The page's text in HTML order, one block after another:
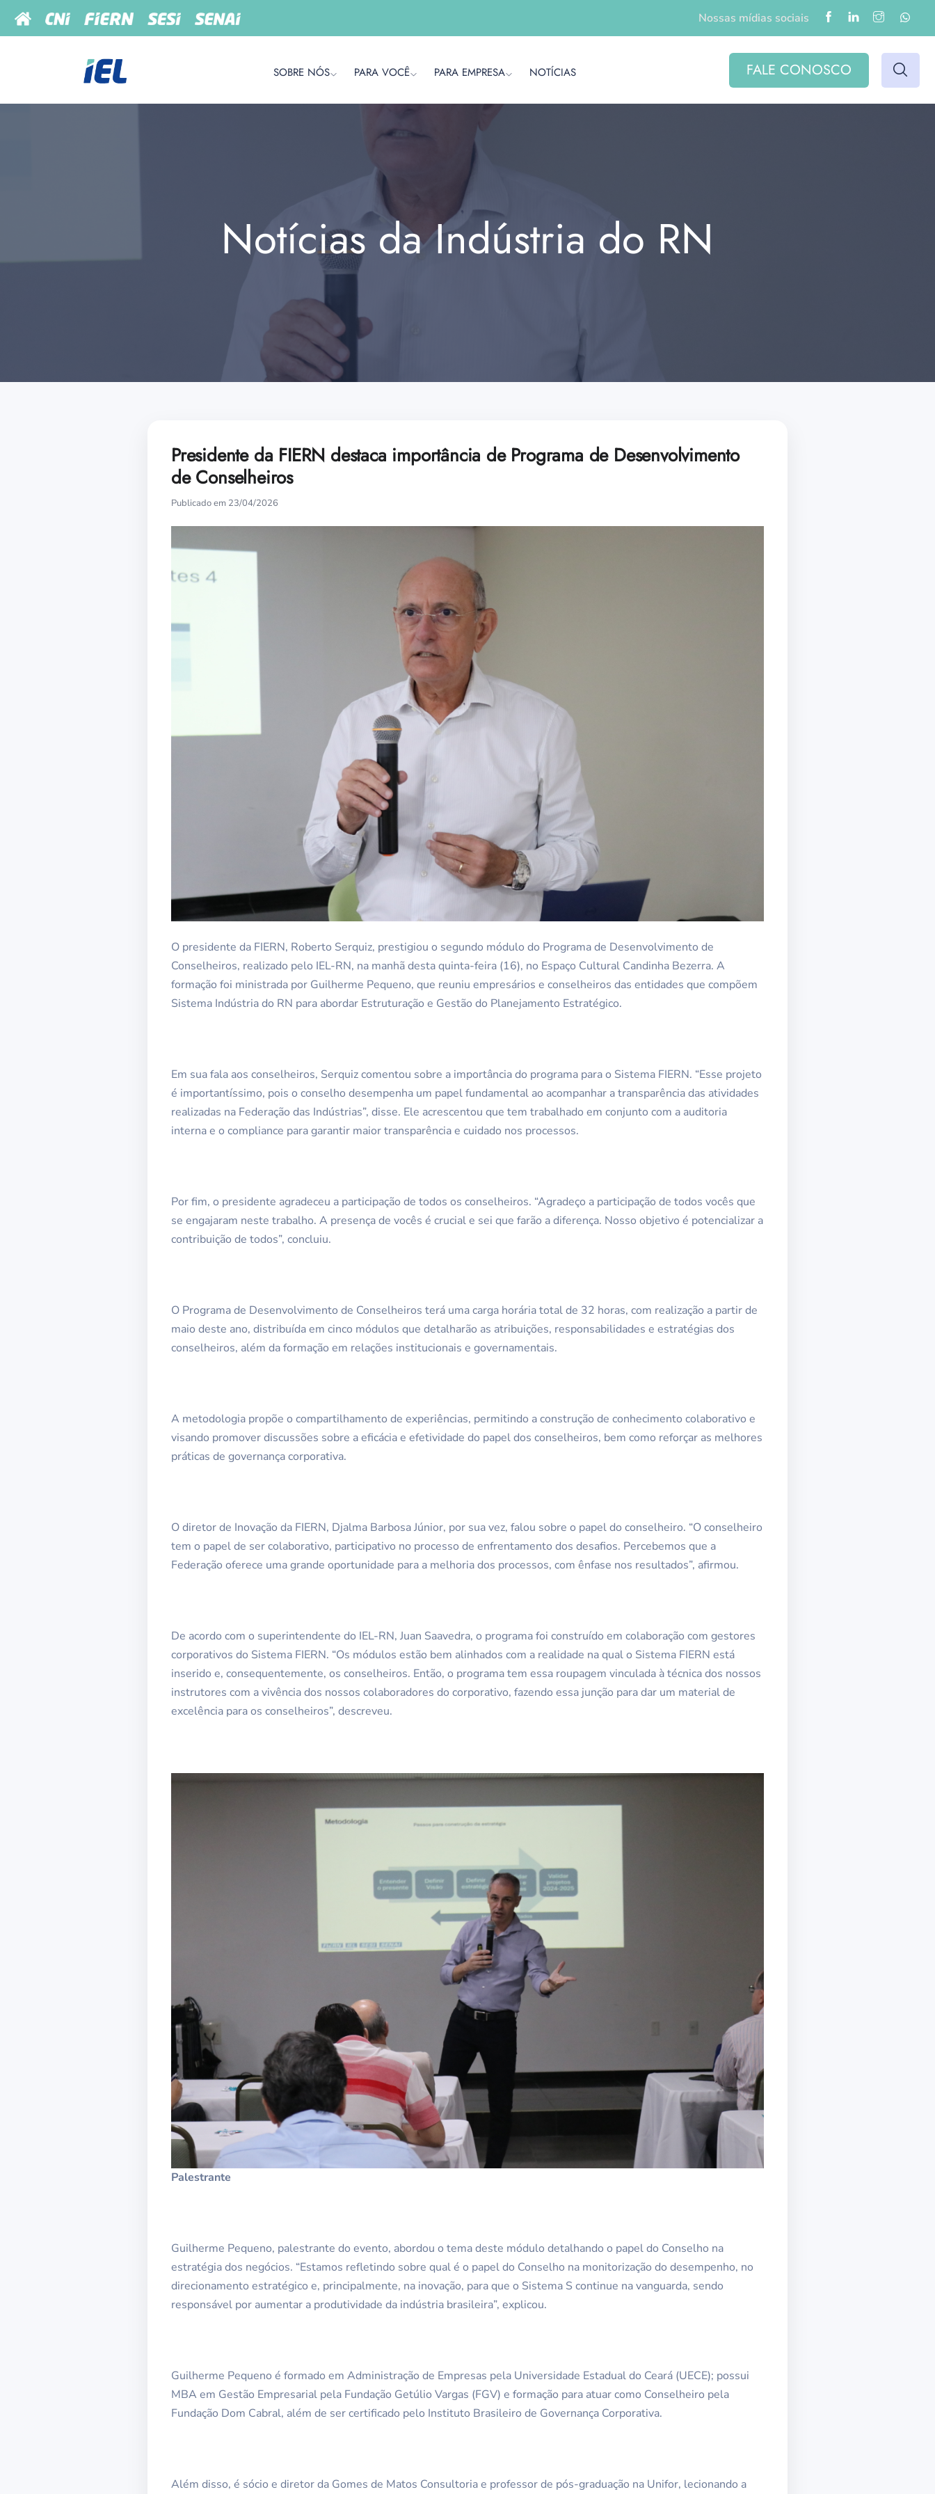
Nossas mídias sociais
SOBRE NÓS PARA VOCÊ PARA EMPRESA NOTÍCIAS FALE CONOSCO
Notícias da Indústria do RN
Presidente da FIERN destaca importância de Programa de Desenvolvimento
de Conselheiros
Publicado em 23/04/2026
O presidente da FIERN, Roberto Serquiz, prestigiou o segundo módulo do Programa de Desenvolvimento de
Conselheiros, realizado pelo IEL-RN, na manhã desta quinta-feira (16), no Espaço Cultural Candinha Bezerra. A
formação foi ministrada por Guilherme Pequeno, que reuniu empresários e conselheiros das entidades que compõem
Sistema Indústria do RN para abordar Estruturação e Gestão do Planejamento Estratégico.
Em sua fala aos conselheiros, Serquiz comentou sobre a importância do programa para o Sistema FIERN. “Esse projeto
é importantíssimo, pois o conselho desempenha um papel fundamental ao acompanhar a transparência das atividades
realizadas na Federação das Indústrias”, disse. Ele acrescentou que tem trabalhado em conjunto com a auditoria
interna e o compliance para garantir maior transparência e cuidado nos processos.
Por fim, o presidente agradeceu a participação de todos os conselheiros. “Agradeço a participação de todos vocês que
se engajaram neste trabalho. A presença de vocês é crucial e sei que farão a diferença. Nosso objetivo é potencializar a
contribuição de todos”, concluiu.
O Programa de Desenvolvimento de Conselheiros terá uma carga horária total de 32 horas, com realização a partir de
maio deste ano, distribuída em cinco módulos que detalharão as atribuições, responsabilidades e estratégias dos
conselheiros, além da formação em relações institucionais e governamentais.
A metodologia propõe o compartilhamento de experiências, permitindo a construção de conhecimento colaborativo e
visando promover discussões sobre a eficácia e efetividade do papel dos conselheiros, bem como reforçar as melhores
práticas de governança corporativa.
O diretor de Inovação da FIERN, Djalma Barbosa Júnior, por sua vez, falou sobre o papel do conselheiro. “O conselheiro
tem o papel de ser colaborativo, participativo no processo de enfrentamento dos desafios. Percebemos que a
Federação oferece uma grande oportunidade para a melhoria dos processos, com ênfase nos resultados”, afirmou.
De acordo com o superintendente do IEL-RN, Juan Saavedra, o programa foi construído em colaboração com gestores
corporativos do Sistema FIERN. “Os módulos estão bem alinhados com a realidade na qual o Sistema FIERN está
inserido e, consequentemente, os conselheiros. Então, o programa tem essa roupagem vinculada à técnica dos nossos
instrutores com a vivência dos nossos colaboradores do corporativo, fazendo essa junção para dar um material de
excelência para os conselheiros”, descreveu.
Palestrante
Guilherme Pequeno, palestrante do evento, abordou o tema deste módulo detalhando o papel do Conselho na
estratégia dos negócios. “Estamos refletindo sobre qual é o papel do Conselho na monitorização do desempenho, no
direcionamento estratégico e, principalmente, na inovação, para que o Sistema S continue na vanguarda, sendo
responsável por aumentar a produtividade da indústria brasileira”, explicou.
Guilherme Pequeno é formado em Administração de Empresas pela Universidade Estadual do Ceará (UECE); possui
MBA em Gestão Empresarial pela Fundação Getúlio Vargas (FGV) e formação para atuar como Conselheiro pela
Fundação Dom Cabral, além de ser certificado pelo Instituto Brasileiro de Governança Corporativa.
Além disso, é sócio e diretor da Gomes de Matos Consultoria e professor de pós-graduação na Unifor, lecionando a